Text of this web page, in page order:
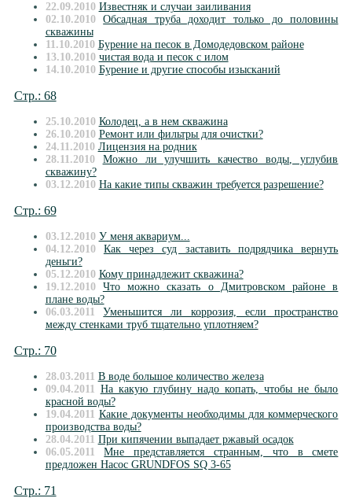
22.09.2010 Известняк и случаи заиливания
02.10.2010
Обсадная труба доходит только до половины
скважины
11.10.2010 Бурение на песок в Домодедовском районе
13.10.2010 чистая вода и песок с илом
14.10.2010 Бурение и другие способы изысканий
Стр.: 68
25.10.2010 Колодец, а в нем скважина
26.10.2010 Ремонт или фильтры для очистки?
24.11.2010 Лицензия на родник
28.11.2010
Можно ли улучшить качество воды, углубив
скважину?
03.12.2010 На какие типы скважин требуется разрешение?
Стр.: 69
03.12.2010 У меня аквариум...
04.12.2010
Как через суд заставить подрядчика вернуть
деньги?
05.12.2010 Кому принадлежит скважина?
19.12.2010
Что можно сказать о Дмитровском районе в
плане воды?
06.03.2011
Уменьшится ли коррозия, если пространство
между стенками труб тщательно уплотняем?
Стр.: 70
28.03.2011 В воде большое количество железа
09.04.2011 На какую глубину надо копать, чтобы не было
красной воды?
19.04.2011 Какие документы необходимы для коммерческого
производства воды?
28.04.2011 При кипячении выпадает ржавый осадок
06.05.2011
Мне представляется странным, что в смете
предложен Насос GRUNDFOS SQ 3-65
Стр.: 71